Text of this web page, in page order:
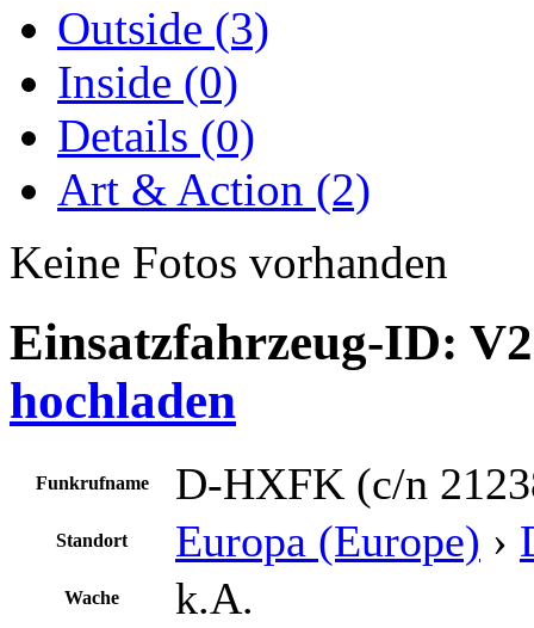
Outside (3)
Inside (0)
Details (0)
Art & Action (2)
Keine Fotos vorhanden
Einsatzfahrzeug-ID:
hochladen
Funkrufname D-HXFK (c/n
Standort Europa (Europe) ›
Wache k.A.